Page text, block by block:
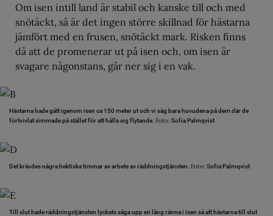
Om isen intill land är stabil och kanske till och med
snötäckt, så är det ingen större skillnad för hästarna
jämfört med en frusen, snötäckt mark. Risken finns
då att de promenerar ut på isen och, om isen är
svagare någonstans, går ner sig i en vak.
Hästarna hade gått igenom isen ca 150 meter ut och vi såg bara huvudena på dem där de
förtvivlat simmade på stället för att hålla sig flytande. Foto: Sofia Palmqvist
Det krävdes några hektiska timmar av arbete av räddningstjänsten. Foto: Sofia Palmqvist
Till slut hade räddningstjänsten lyckats såga upp en lång ränna i isen så att hästarna till slut